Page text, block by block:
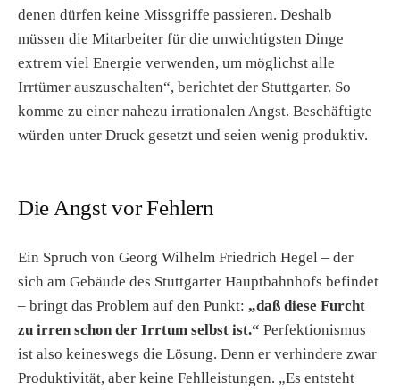
denen dürfen keine Missgriffe passieren. Deshalb
müssen die Mitarbeiter für die unwichtigsten Dinge
extrem viel Energie verwenden, um möglichst alle
Irrtümer auszuschalten“, berichtet der Stuttgarter. So
komme zu einer nahezu irrationalen Angst. Beschäftigte
würden unter Druck gesetzt und seien wenig produktiv.
Die Angst vor Fehlern
Ein Spruch von Georg Wilhelm Friedrich Hegel – der
sich am Gebäude des Stuttgarter Hauptbahnhofs befindet
– bringt das Problem auf den Punkt: „daß diese Furcht
zu irren schon der Irrtum selbst ist.“ Perfektionismus
ist also keineswegs die Lösung. Denn er verhindere zwar
Produktivität, aber keine Fehlleistungen. „Es entsteht